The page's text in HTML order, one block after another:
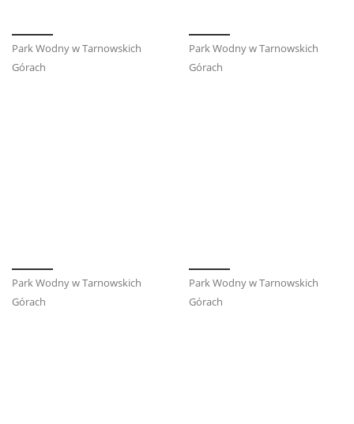
Park Wodny w Tarnowskich
Górach
Park Wodny w Tarnowskich
Górach
Park Wodny w Tarnowskich
Górach
Park Wodny w Tarnowskich
Górach